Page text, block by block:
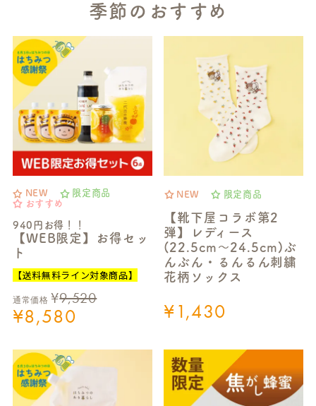
季節のおすすめ
NEW
限定商品
おすすめ
940円お得！！
【WEB限定】お得セッ
ト
【送料無料ライン対象商品】
通常価格 ¥9,520
¥8,580
NEW 限定商品
【靴下屋コラボ第2
弾】レディース
(22.5cm～24.5cm)ぶ
んぶん・るんるん刺繍
花柄ソックス
¥1,430